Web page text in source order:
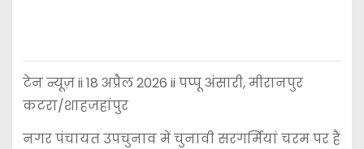
टेन न्यूज़ ii 18 अप्रैल 2026 ii पप्पू अंसारी, मीरानपुर
कटरा/शाहजहांपुर
नगर पंचायत उपचुनाव में चुनावी सरगर्मियां चरम पर हैं